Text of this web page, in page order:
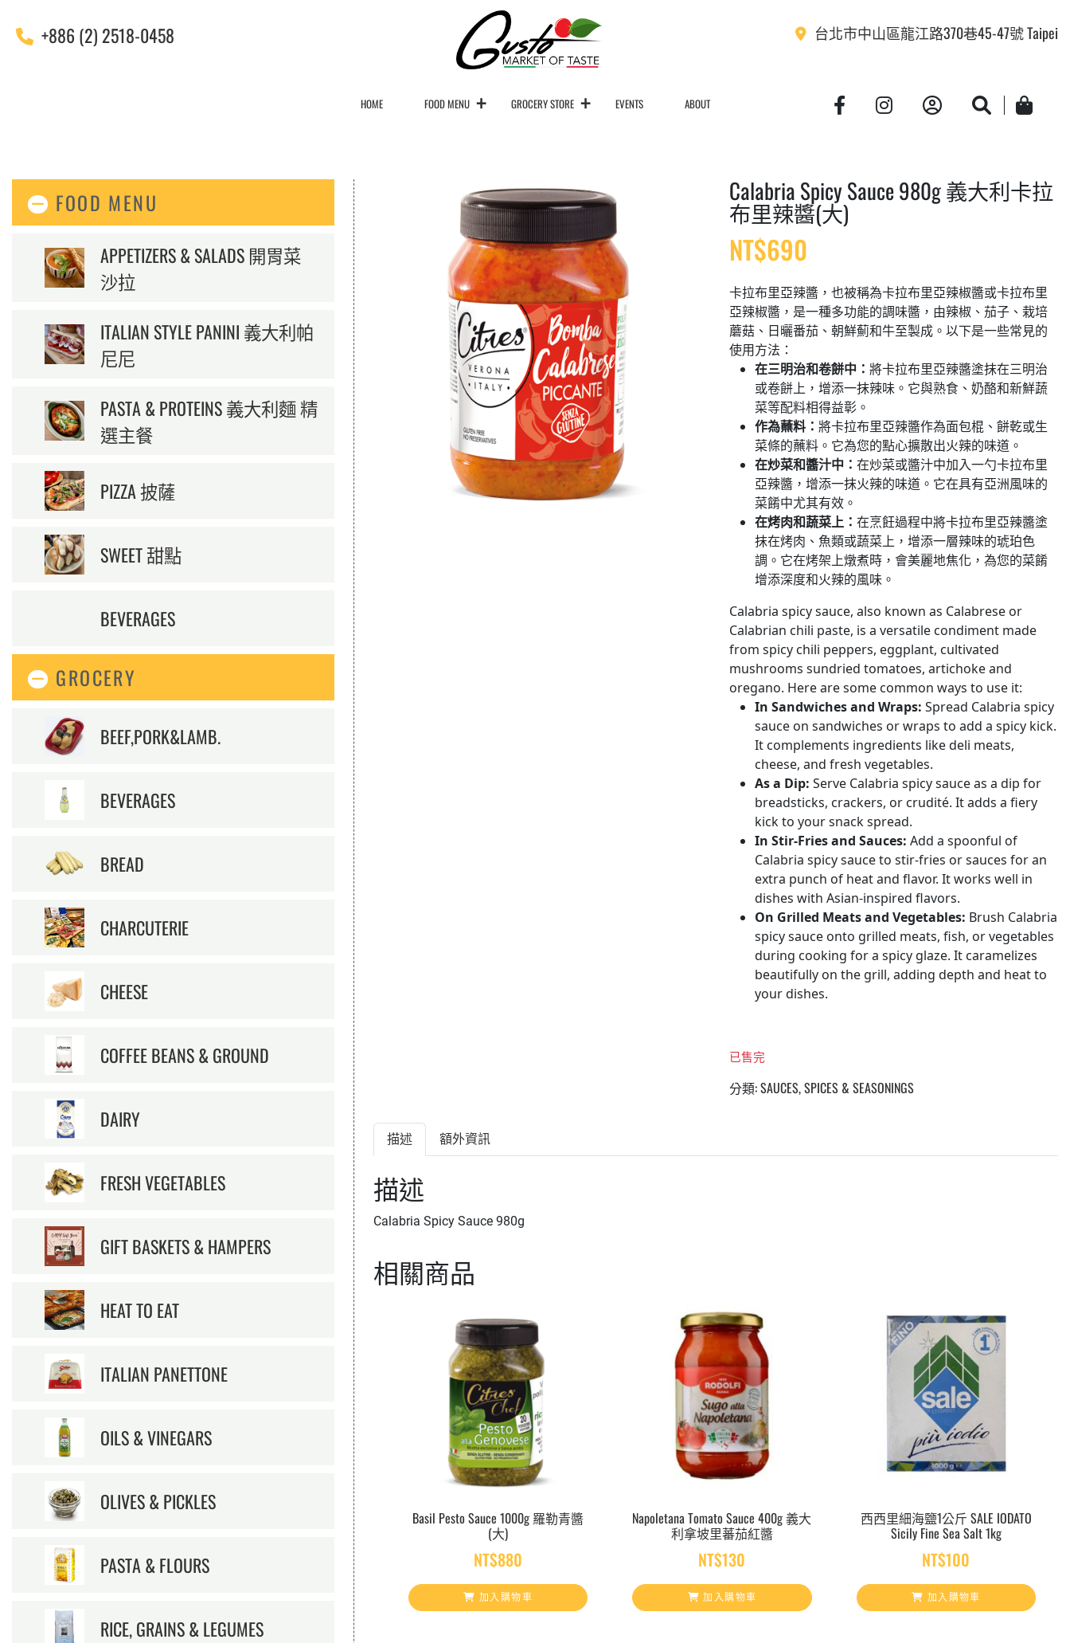
+886 (2) 2518-0458 台北市中山區龍江路370巷45-47號 Taipei
HOME FOOD MENU GROCERY STORE EVENTS ABOUT Account SearchCart
FOOD MENU
APPETIZERS & SALADS 開胃菜
沙拉
ITALIAN STYLE PANINI 義大利帕
尼尼
PASTA & PROTEINS 義大利麵 精
選主餐
PIZZA 披薩
SWEET 甜點
BEVERAGES
GROCERY
BEEF,PORK&LAMB.
BEVERAGES
BREAD
CHARCUTERIE
CHEESE
COFFEE BEANS & GROUND
DAIRY
FRESH VEGETABLES
GIFT BASKETS & HAMPERS
HEAT TO EAT
ITALIAN PANETTONE
OILS & VINEGARS
OLIVES & PICKLES
PASTA & FLOURS
RICE, GRAINS & LEGUMES
Calabria Spicy Sauce 980g 義大利卡拉
布里辣醬(大)
NT$690
卡拉布里亞辣醬，也被稱為卡拉布里亞辣椒醬或卡拉布里
亞辣椒醬，是一種多功能的調味醬，由辣椒、茄子、栽培
蘑菇、日曬番茄、朝鮮薊和牛至製成。以下是一些常見的
使用方法：
在三明治和卷餅中：將卡拉布里亞辣醬塗抹在三明治
或卷餅上，增添一抹辣味。它與熟食、奶酪和新鮮蔬
菜等配料相得益彰。
作為蘸料：將卡拉布里亞辣醬作為面包棍、餅乾或生
菜條的蘸料。它為您的點心擴散出火辣的味道。
在炒菜和醬汁中：在炒菜或醬汁中加入一勺卡拉布里
亞辣醬，增添一抹火辣的味道。它在具有亞洲風味的
菜餚中尤其有效。
在烤肉和蔬菜上：在烹飪過程中將卡拉布里亞辣醬塗
抹在烤肉、魚類或蔬菜上，增添一層辣味的琥珀色
調。它在烤架上燉煮時，會美麗地焦化，為您的菜餚
增添深度和火辣的風味。
Calabria spicy sauce, also known as Calabrese or
Calabrian chili paste, is a versatile condiment made
from spicy chili peppers, eggplant, cultivated
mushrooms sundried tomatoes, artichoke and
oregano. Here are some common ways to use it:
In Sandwiches and Wraps: Spread Calabria spicy
sauce on sandwiches or wraps to add a spicy kick.
It complements ingredients like deli meats,
cheese, and fresh vegetables.
As a Dip: Serve Calabria spicy sauce as a dip for
breadsticks, crackers, or crudité. It adds a fiery
kick to your snack spread.
In Stir-Fries and Sauces: Add a spoonful of
Calabria spicy sauce to stir-fries or sauces for an
extra punch of heat and flavor. It works well in
dishes with Asian-inspired flavors.
On Grilled Meats and Vegetables: Brush Calabria
spicy sauce onto grilled meats, fish, or vegetables
during cooking for a spicy glaze. It caramelizes
beautifully on the grill, adding depth and heat to
your dishes.
已售完
分類:SAUCES, SPICES & SEASONINGS
描述 額外資訊
描述
Calabria Spicy Sauce 980g
相關商品
Basil Pesto Sauce 1000g 羅勒青醬
(大)
NT$880
加入購物車
Napoletana Tomato Sauce 400g 義大
利拿坡里蕃茄紅醬
NT$130
加入購物車
西西里細海鹽1公斤 SALE IODATO
Sicily Fine Sea Salt 1kg
NT$100
加入購物車